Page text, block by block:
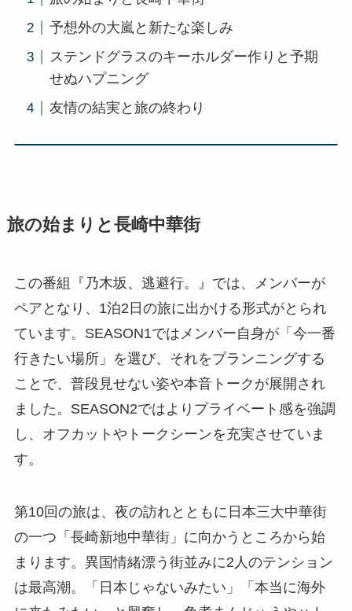
予想外の大嵐と新たな楽しみ
ステンドグラスのキーホルダー作りと予期
せぬハプニング
友情の結実と旅の終わり
旅の始まりと長崎中華街
この番組『乃木坂、逃避行。』では、メンバーが
ペアとなり、1泊2日の旅に出かける形式がとられ
ています。SEASON1ではメンバー自身が「今一番
行きたい場所」を選び、それをプランニングする
ことで、普段見せない姿や本音トークが展開され
ました。SEASON2ではよりプライベート感を強調
し、オフカットやトークシーンを充実させていま
す。
第10回の旅は、夜の訪れとともに日本三大中華街
の一つ「長崎新地中華街」に向かうところから始
まります。異国情緒漂う街並みに2人のテンション
は最高潮。「日本じゃないみたい」「本当に海外